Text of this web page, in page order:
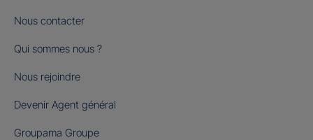
Nous contacter
Qui sommes nous ?
Nous rejoindre
Devenir Agent général
Groupama Groupe